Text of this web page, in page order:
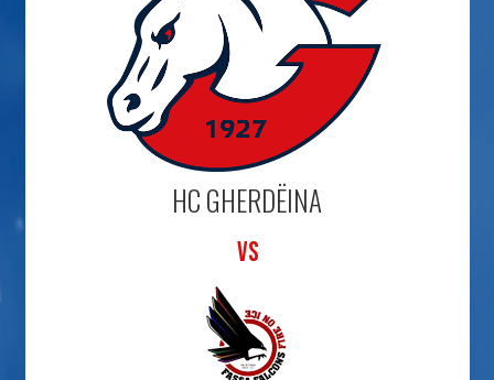
HC GHERDËINA
VS